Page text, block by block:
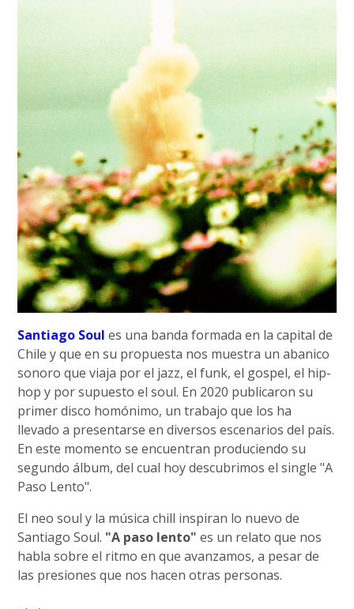
Santiago Soul es una banda formada en la capital de
Chile y que en su propuesta nos muestra un abanico
sonoro que viaja por el jazz, el funk, el gospel, el hip-
hop y por supuesto el soul. En 2020 publicaron su
primer disco homónimo, un trabajo que los ha
llevado a presentarse en diversos escenarios del país.
En este momento se encuentran produciendo su
segundo álbum, del cual hoy descubrimos el single "A
Paso Lento".
El neo soul y la música chill inspiran lo nuevo de
Santiago Soul. "A paso lento" es un relato que nos
habla sobre el ritmo en que avanzamos, a pesar de
las presiones que nos hacen otras personas.